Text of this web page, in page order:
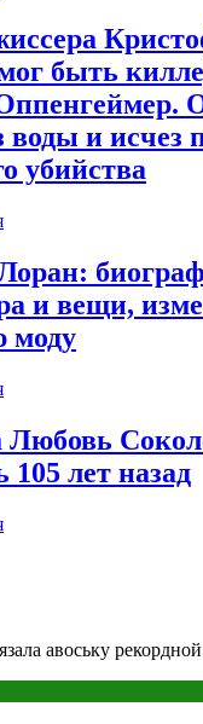
быть
воды и исчез
убийства
и вещи,
моду
Любовь
105 лет назад
авоську